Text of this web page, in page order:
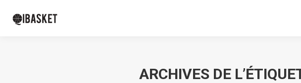
ARCHIVES DE